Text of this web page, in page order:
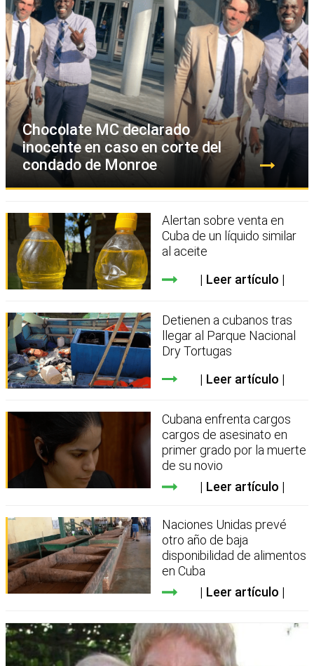
Chocolate MC declarado
inocente en caso en corte del
condado de Monroe
Alertan sobre venta en
Cuba de un líquido similar
al aceite
Leer artículo
Detienen a cubanos tras
llegar al Parque Nacional
Dry Tortugas
Leer artículo
Cubana enfrenta cargos
cargos de asesinato en
primer grado por la muerte
de su novio
Leer artículo
Naciones Unidas prevé
otro año de baja
disponibilidad de alimentos
en Cuba
Leer artículo